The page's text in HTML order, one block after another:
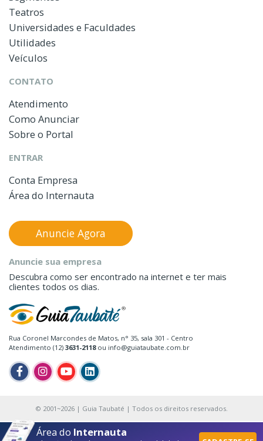
Teatros
Universidades e Faculdades
Utilidades
Veículos
CONTATO
Atendimento
Como Anunciar
Sobre o Portal
ENTRAR
Conta Empresa
Área do Internauta
Rua Coronel Marcondes de Matos, n° 35, sala 301 - Centro
Atendimento (12) 3631-2118ou info@guiataubate.com.br
Anuncie sua empresa
Descubra como ser encontrado na internet e ter mais
clientes todos os dias.
Anuncie Agora
© 2001~2026 | Guia Taubaté | Todos os direitos reservados.
Área do Internauta